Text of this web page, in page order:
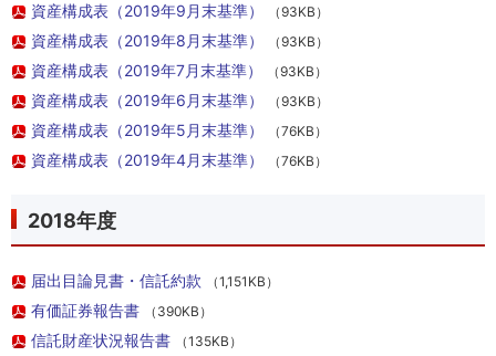
資産構成表（2019年9月末基準） （93KB）
資産構成表（2019年8月末基準） （93KB）
資産構成表（2019年7月末基準） （93KB）
資産構成表（2019年6月末基準） （93KB）
資産構成表（2019年5月末基準） （76KB）
資産構成表（2019年4月末基準） （76KB）
2018年度
届出目論見書・信託約款 （1,151KB）
有価証券報告書 （390KB）
信託財産状況報告書 （135KB）